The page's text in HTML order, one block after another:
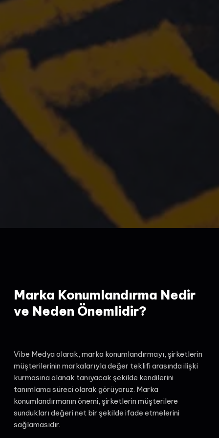
Marka Konumlandırma Nedir
ve Neden Önemlidir?
Vibe Medya olarak, marka konumlandırmayı, şirketlerin
müşterilerinin markalarıyla değer teklifi arasında ilişki
kurmasına olanak tanıyacak şekilde kendilerini
tanımlama süreci olarak görüyoruz. Marka
konumlandırmanın önemi, şirketlerin müşterilere
sundukları değeri net bir şekilde ifade etmelerini
sağlamasıdır.